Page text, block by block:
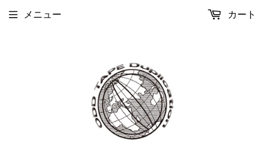
メニュー カート